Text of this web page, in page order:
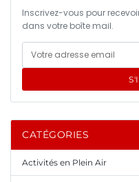
Inscrivez-vous pour
dans votre boîte mail.
CATÉGORIES
Activités en Plein Air